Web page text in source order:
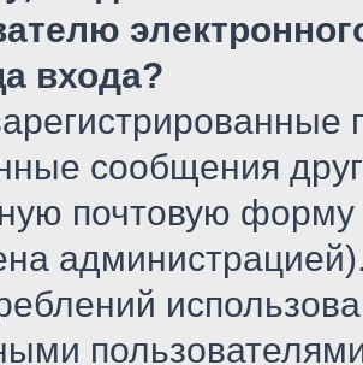
входа?
сообщения
почтовую